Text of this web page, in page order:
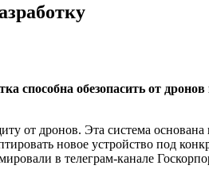
способна обезопасить от
от дронов. Эта система
новое устройство под
в телеграм-канале